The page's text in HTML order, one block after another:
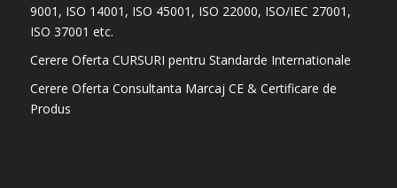
9001, ISO 14001, ISO 45001, ISO 22000, ISO/IEC 27001,
ISO 37001 etc.
Cerere Oferta CURSURI pentru Standarde Internationale
Cerere Oferta Consultanta Marcaj CE & Certificare de
Produs